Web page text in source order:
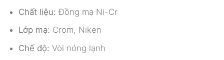
Chất liệu: Đồng mạ Ni-Cr
Lớp mạ: Crom, Niken
Chế độ: Vòi nóng lạnh